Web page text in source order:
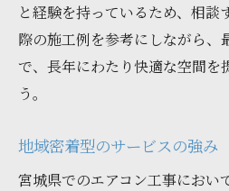
と経験を持っているため、相談
際の施工例を参考にしながら、
で、長年にわたり快適な空間を
う。
地域密着型のサービスの強み
宮城県でのエアコン工事におい